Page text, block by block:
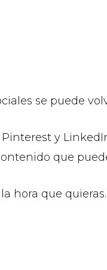
se puede
y
que
hora que